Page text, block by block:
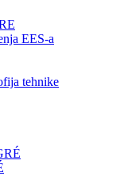
EES-a
tehnike